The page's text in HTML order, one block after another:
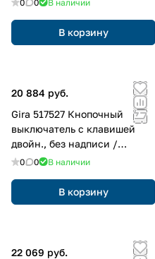
0 0 В наличии
В корзину
20 884 руб.
Gira 517527 Кнопочный
выключатель с клавишей
двойн., без надписи /
символы стрелки для Gira
0 0 В наличии
В корзину
22 069 руб.